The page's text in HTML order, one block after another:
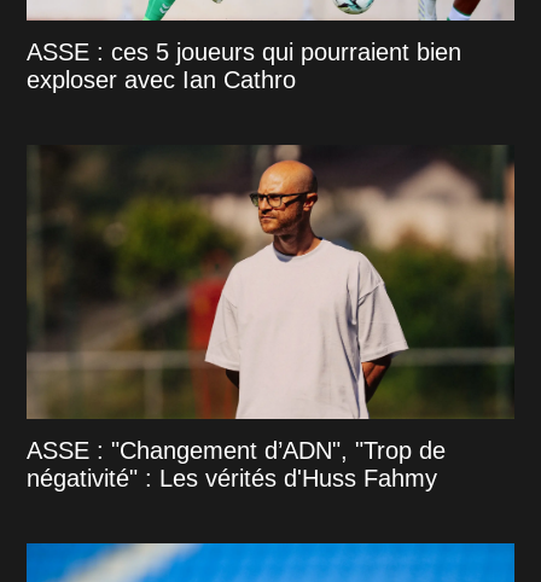
ASSE : ces 5 joueurs qui pourraient bien
exploser avec Ian Cathro
ASSE : "Changement d’ADN", "Trop de
négativité" : Les vérités d'Huss Fahmy